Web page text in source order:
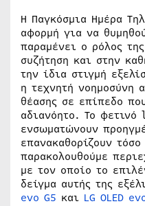
Η Παγκόσμια Ημέρα
αφορμή για να
παραμένει ο ρόλος
συζήτηση και στην
την ίδια στιγμή
η τεχνητή νοημοσύνη
θέασης σε επίπεδο
αδιανόητο. Το φετινό
ενσωματώνουν
επανακαθορίζουν
παρακολουθούμε
με τον οποίο το
δείγμα αυτής της
evo G5 και LG OLED